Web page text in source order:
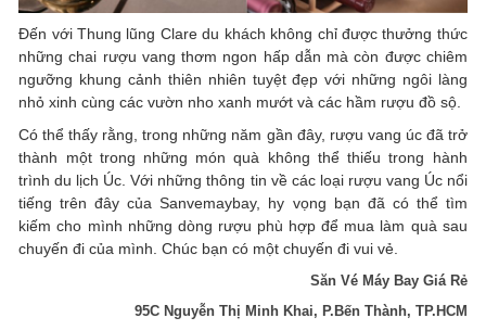
Đến với Thung lũng Clare du khách không chỉ được thưởng thức
những chai rượu vang thơm ngon hấp dẫn mà còn được chiêm
ngưỡng khung cảnh thiên nhiên tuyệt đẹp với những ngôi làng
nhỏ xinh cùng các vườn nho xanh mướt và các hầm rượu đồ sộ.
Có thể thấy rằng, trong những năm gần đây, rượu vang úc đã trở
thành một trong những món quà không thể thiếu trong hành
trình du lịch Úc. Với những thông tin về các loại rượu vang Úc nổi
tiếng trên đây của Sanvemaybay, hy vọng bạn đã có thể tìm
kiếm cho mình những dòng rượu phù hợp để mua làm quà sau
chuyến đi của mình. Chúc bạn có một chuyến đi vui vẻ.
Săn Vé Máy Bay Giá Rẻ
95C Nguyễn Thị Minh Khai, P.Bến Thành, TP.HCM